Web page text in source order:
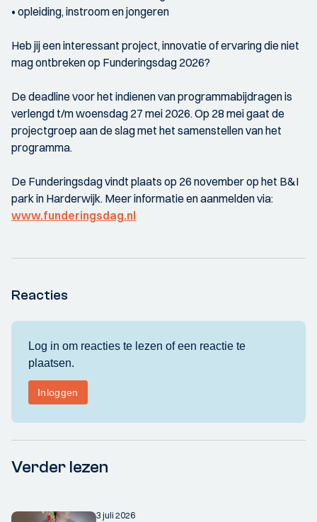
• opleiding, instroom en jongeren
Heb jij een interessant project, innovatie of ervaring die niet
mag ontbreken op Funderingsdag 2026?
De deadline voor het indienen van programmabijdragen is
verlengd t/m woensdag 27 mei 2026. Op 28 mei gaat de
projectgroep aan de slag met het samenstellen van het
programma.
De Funderingsdag vindt plaats op 26 november op het B&I
park in Harderwijk. Meer informatie en aanmelden via:
www.funderingsdag.nl
Reacties
Verder lezen
3 juli 2026